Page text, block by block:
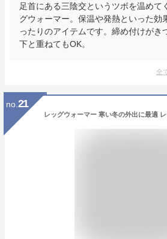
足首にある三陰交というツボを温めて
グウォーマー。保温や発熱といった効
ったりのアイテムです。締め付けがき
下と重ねてもOK。
全
no. 21